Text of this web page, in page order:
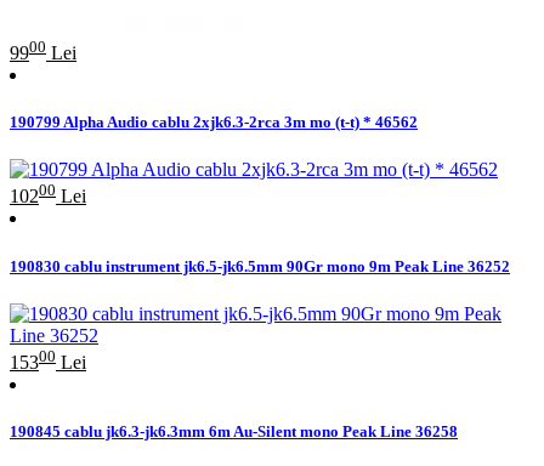
9900 Lei
190799 Alpha Audio cablu 2xjk6.3-2rca 3m mo (t-t) * 46562
10200 Lei
190830 cablu instrument jk6.5-jk6.5mm 90Gr mono 9m Peak Line 36252
15300 Lei
190845 cablu jk6.3-jk6.3mm 6m Au-Silent mono Peak Line 36258